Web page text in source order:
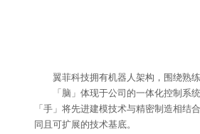
翼菲科技拥有机器人架构，围绕熟
「脑」体现于公司的一体化控制
「手」将先进建模技术与精密制造相
同且可扩展的技术基底。